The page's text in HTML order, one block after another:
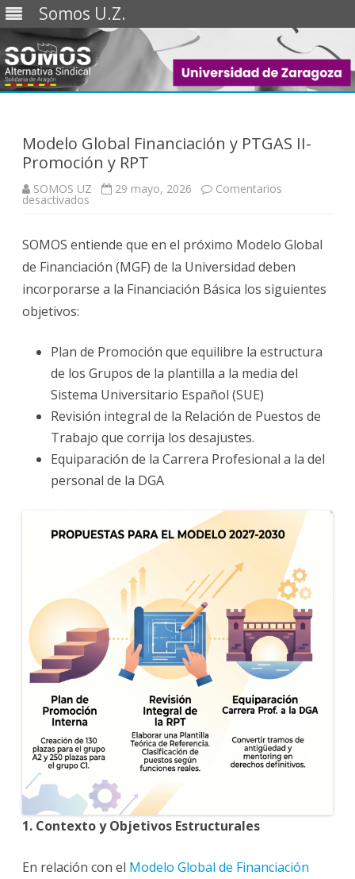
Somos U.Z.
Saltar
Modelo Global Financiación y PTGAS II-
Promoción y RPT
SOMOS UZ 29 mayo, 2026 Comentarios
desactivados
y
PTGAS
II-
Promoción
y
RPT
SOMOS entiende que en el próximo Modelo Global
de Financiación (MGF) de la Universidad deben
incorporarse a la Financiación Básica los siguientes
objetivos:
Plan de Promoción que equilibre la estructura
de los Grupos de la plantilla a la media del
Sistema Universitario Español (SUE)
Revisión integral de la Relación de Puestos de
Trabajo que corrija los desajustes.
Equiparación de la Carrera Profesional a la del
personal de la DGA
1. Contexto y Objetivos Estructurales
En relación con el Modelo Global de Financiación